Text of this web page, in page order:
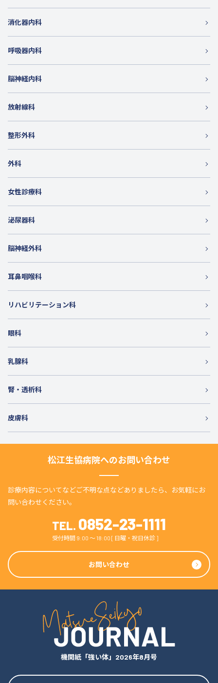
消化器内科
呼吸器内科
脳神経内科
放射線科
整形外科
外科
女性診療科
泌尿器科
脳神経外科
耳鼻咽喉科
リハビリテーション科
眼科
乳腺科
腎・透析科
皮膚科
松江生協病院へのお問い合わせ
診療内容についてなどご不明な点などありましたら、
お気軽にお
問い合わせください。
TEL. 0852-23-1111
受付時間 9:00 〜 18:00 [ 日曜・祝日休診 ]
お問い合わせ
機関紙「強い体」2026年8月号